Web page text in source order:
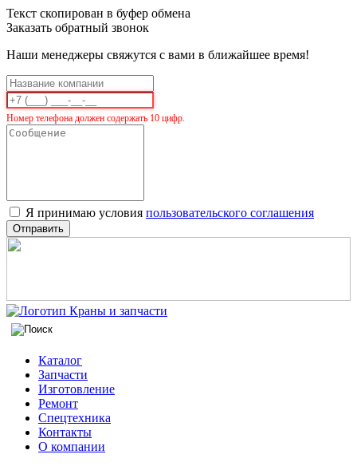
Текст скопирован в буфер обмена
Заказать обратный звонок
Наши менеджеры свяжутся с вами в ближайшее время!
Номер телефона должен содержать 10 цифр.
Я принимаю условия пользовательского соглашения
Отправить
Каталог
Запчасти
Изготовление
Ремонт
Спецтехника
Контакты
О компании